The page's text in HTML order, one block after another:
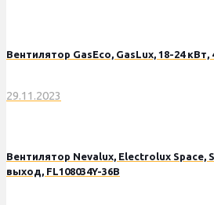
Вентилятор GasEco, GasLux, 18-24 кВт,
29.11.2023
Вентилятор Nevalux, Electrolux Space,
выход, FL108034Y-36B